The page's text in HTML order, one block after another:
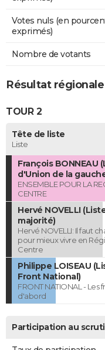
Votes nuls (en
exprimés)
Nombre de votants
Résultat régionale
TOUR 2
Tête de liste
Liste
François BONNEAU
d'Union de la
ENSEMBLE POUR LA
CENTRE
Hervé NOVELLI
majorité)
Hervé NOVELLI: Il faut
pour mieux vivre en
Centre
Philippe LOISEAU
Front National)
FRONT NATIONAL - Les
d'abord
Participation au